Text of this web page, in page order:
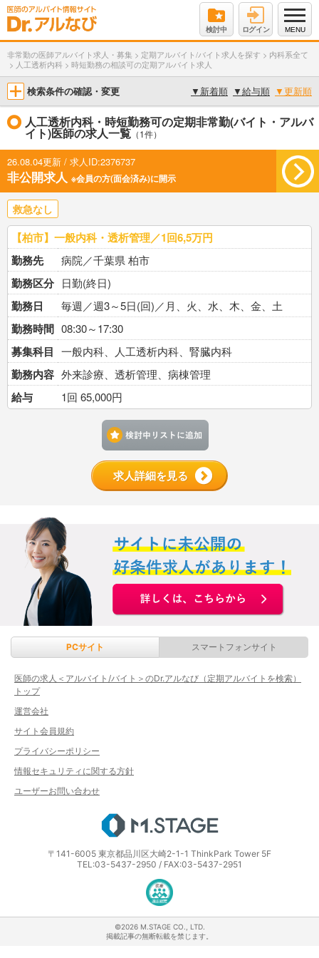
検討中 ログイン MENU
非常勤の医師アルバイト求人・募集 > 定期アルバイト/バイト求人を探す > 内科系全て
> 人工透析内科 > 時短勤務の相談可の定期アルバイト求人
検索条件の確認・変更 ▼ 新着順 ▼給与順 ▼更新順
人工透析内科・時短勤務可の定期非常勤(バイト・アルバ
イト)医師の求人一覧 （1件）
26.08.04更新 / 求人ID:2376737
非公開求人 ※会員の方(面会済み)に開示
救急なし
【柏市】一般内科・透析管理／1回6,5万円
勤務先
病院／千葉県 柏市
勤務区分 日勤(終日)
勤務日 毎週／週3～5日(回)／月、火、水、木、金、土
勤務時間 08:30～17:30
募集科目 一般内科、人工透析内科、腎臓内科
勤務内容 外来診療、透析管理、病棟管理
給与 1回 65,000円
求人詳細を見る
PCサイト スマートフォンサイト
医師の求人＜アルバイト/バイト＞のDr.アルなび（定期アルバイトを検索）
トップ
運営会社
サイト会員規約
プライバシーポリシー
情報セキュリティに関する方針
ユーザーお問い合わせ
〒141-6005 東京都品川区大崎2-1-1 ThinkPark Tower 5F
TEL:03-5437-2950 / FAX:03-5437-2951
©2026 M.STAGE CO., LTD.
掲載記事の無断転載を禁じます。